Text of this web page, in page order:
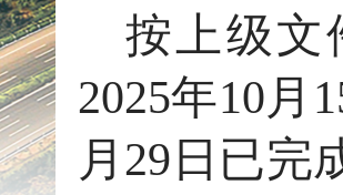
按上级文
2025年10月
月29日已完